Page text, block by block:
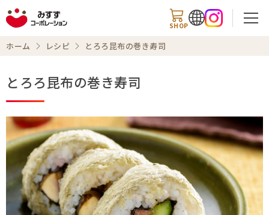
SHOP
商品情報
知る・楽しむ
レシピ
ホーム レシピ とろろ昆布の巻き寿司
とろろ昆布の巻き寿司